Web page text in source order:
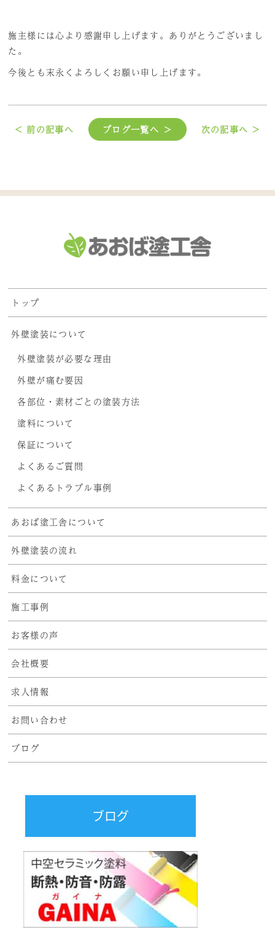
施主様には心より感謝申し上げます。ありがとうございまし
た。
今後とも末永くよろしくお願い申し上げます。
< 前の記事へ ブログ一覧へ ＞ 次の記事へ >
トップ
外壁塗装について
外壁塗装が必要な理由
外壁が痛む要因
各部位・素材ごとの塗装方法
塗料について
保証について
よくあるご質問
よくあるトラブル事例
あおば塗工舎について
外壁塗装の流れ
料金について
施工事例
お客様の声
会社概要
求人情報
お問い合わせ
ブログ
ブログ